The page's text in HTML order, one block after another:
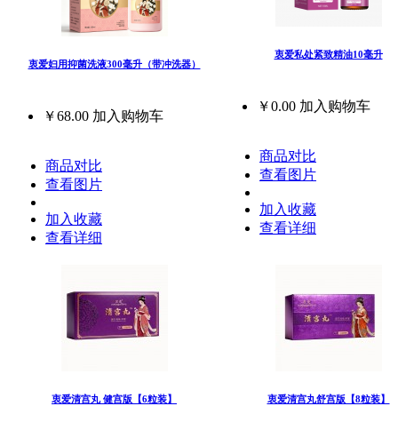
衷爱妇用抑菌洗液300毫升（带冲洗器）
￥68.00 加入购物车
商品对比
查看图片
加入收藏
查看详细
衷爱私处紧致精油10毫升
￥0.00 加入购物车
商品对比
查看图片
加入收藏
查看详细
衷爱清宫丸 健宫版【6粒装】 衷爱清宫丸舒宫版【8粒装】